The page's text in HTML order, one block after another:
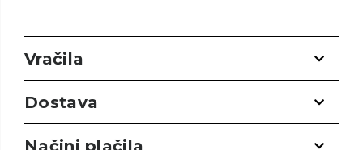
Vračila
Dostava